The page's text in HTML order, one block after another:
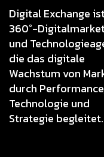
Digital Exchange
360°-
und
die das digitale
Wachstum von
durch
Technologie und
Strategie begleitet.